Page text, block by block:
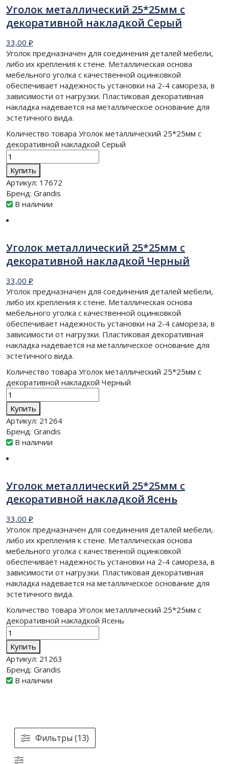
Фильтры (13)
Уголок металлический 25*25мм с
декоративной накладкой Серый
33,00 ₽
Уголок предназначен для соединения деталей мебели,
либо их крепления к стене. Металлическая основа
мебельного уголка с качественной оцинковкой
обеспечивает надежность установки на 2-4 самореза, в
зависимости от нагрузки. Пластиковая декоративная
накладка надевается на металлическое основание для
эстетичного вида.
Количество товара Уголок металлический 25*25мм с
декоративной накладкой Серый
Купить
Артикул: 17672
Бренд: Grandis
В наличии
Уголок металлический 25*25мм с
декоративной накладкой Черный
33,00 ₽
Уголок предназначен для соединения деталей мебели,
либо их крепления к стене. Металлическая основа
мебельного уголка с качественной оцинковкой
обеспечивает надежность установки на 2-4 самореза, в
зависимости от нагрузки. Пластиковая декоративная
накладка надевается на металлическое основание для
эстетичного вида.
Количество товара Уголок металлический 25*25мм с
декоративной накладкой Черный
Купить
Артикул: 21264
Бренд: Grandis
В наличии
Уголок металлический 25*25мм с
декоративной накладкой Ясень
33,00 ₽
Уголок предназначен для соединения деталей мебели,
либо их крепления к стене. Металлическая основа
мебельного уголка с качественной оцинковкой
обеспечивает надежность установки на 2-4 самореза, в
зависимости от нагрузки. Пластиковая декоративная
накладка надевается на металлическое основание для
эстетичного вида.
Количество товара Уголок металлический 25*25мм с
декоративной накладкой Ясень
Купить
Артикул: 21263
Бренд: Grandis
В наличии